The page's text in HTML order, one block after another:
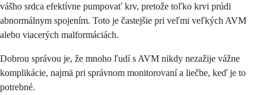
vášho srdca efektívne pumpovať krv, pretože toľko krvi prúdi
abnormálnym spojením. Toto je častejšie pri veľmi veľkých AVM
alebo viacerých malformáciách.
Dobrou správou je, že mnoho ľudí s AVM nikdy nezažije vážne
komplikácie, najmä pri správnom monitorovaní a liečbe, keď je to
potrebné.